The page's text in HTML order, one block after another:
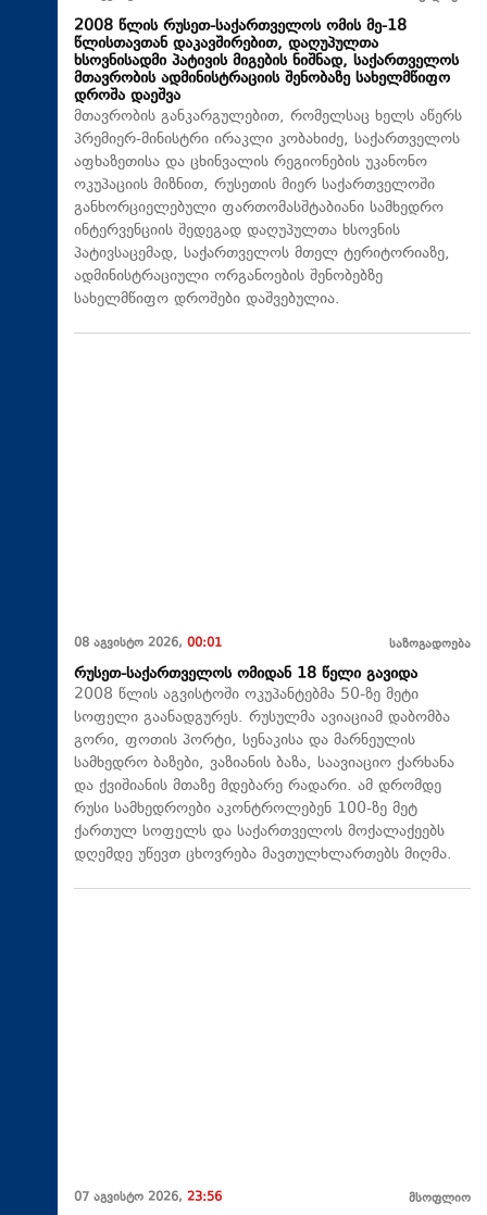
2008 წლის რუსეთ-საქართველოს ომის მე-18
წლისთავთან დაკავშირებით, დაღუპულთა
ხსოვნისადმი პატივის მიგების ნიშნად, საქართველოს
მთავრობის ადმინისტრაციის შენობაზე სახელმწიფო
დროშა დაეშვა
მთავრობის განკარგულებით, რომელსაც ხელს აწერს
პრემიერ-მინისტრი ირაკლი კობახიძე, საქართველოს
აფხაზეთისა და ცხინვალის რეგიონების უკანონო
ოკუპაციის მიზნით, რუსეთის მიერ საქართველოში
განხორციელებული ფართომასშტაბიანი სამხედრო
ინტერვენციის შედეგად დაღუპულთა ხსოვნის
პატივსაცემად, საქართველოს მთელ ტერიტორიაზე,
ადმინისტრაციული ორგანოების შენობებზე
სახელმწიფო დროშები დაშვებულია.
08 აგვისტო 2026, 00:01 საზოგადოება
რუსეთ-საქართველოს ომიდან 18 წელი გავიდა
2008 წლის აგვისტოში ოკუპანტებმა 50-ზე მეტი
სოფელი გაანადგურეს. რუსულმა ავიაციამ დაბომბა
გორი, ფოთის პორტი, სენაკისა და მარნეულის
სამხედრო ბაზები, ვაზიანის ბაზა, საავიაციო ქარხანა
და ქვიშიანის მთაზე მდებარე რადარი. ამ დრომდე
რუსი სამხედროები აკონტროლებენ 100-ზე მეტ
ქართულ სოფელს და საქართველოს მოქალაქეებს
დღემდე უწევთ ცხოვრება მავთულხლართებს მიღმა.
07 აგვისტო 2026, 23:56 მსოფლიო